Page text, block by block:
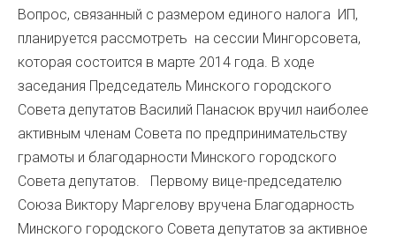
Вопрос, связанный с размером единого налога ИП,
планируется рассмотреть на сессии Мингорсовета,
которая состоится в марте 2014 года. В ходе
заседания Председатель Минского городского
Совета депутатов Василий Панасюк вручил наиболее
активным членам Совета по предпринимательству
грамоты и благодарности Минского городского
Совета депутатов. Первому вице-председателю
Союза Виктору Маргелову вручена Благодарность
Минского городского Совета депутатов за активное